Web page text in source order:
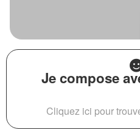
Je compose
Cliquez ici pour